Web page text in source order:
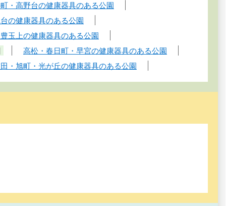
・高野台の健康器具のある公園
の健康器具のある公園
玉上の健康器具のある公園
高松・春日町・早宮の健康器具のある公園
・旭町・光が丘の健康器具のある公園